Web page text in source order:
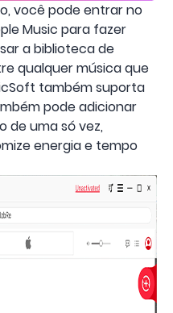
você pode entrar no
Music para fazer
a biblioteca de
qualquer música que
também suporta
pode adicionar
de uma só vez,
energia e tempo